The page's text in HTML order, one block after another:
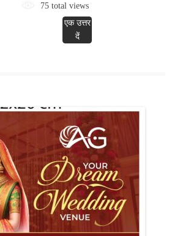
75 total views
एक उत्तर
दें